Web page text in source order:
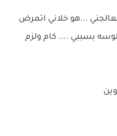
...هو خلاني اتمرض
بسببي .... كام ولزم